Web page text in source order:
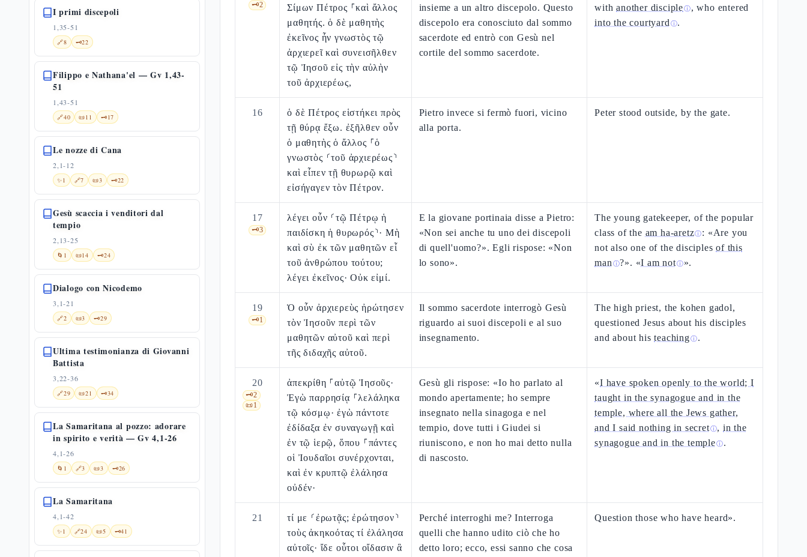
I primi discepoli
1,35-51
🔗8 🗝️22
Filippo e Nathana'el — Gv 1,43-
51
1,43-51
🔗40 📜11 🗝️17
Le nozze di Cana
2,1-12
✨1 🔗7 📜3 🗝️22
Gesù scaccia i venditori dal
tempio
2,13-25
🌀 1 📜14 🗝️24
Dialogo con Nicodemo
3,1-21
🔗2 📜3 🗝️29
Ultima testimonianza di Giovanni
Battista
3,22-36
🔗29 📜21 🗝️34
La Samaritana al pozzo: adorare
in spirito e verità — Gv 4,1-26
4,1-26
🌀 1 🔗3 📜3 🗝️26
La Samaritana
4,1-42
✨1 🔗24 📜5 🗝️41
🗝️2
Σίμων Πέτρος ⸀καὶ ἄλλος
μαθητής. ὁ δὲ μαθητὴς
ἐκεῖνος ἦν γνωστὸς τῷ
ἀρχιερεῖ καὶ συνεισῆλθεν
τῷ Ἰησοῦ εἰς τὴν αὐλὴν
τοῦ ἀρχιερέως,
insieme a un altro discepolo. Questo
discepolo era conosciuto dal sommo
sacerdote ed entrò con Gesù nel
cortile del sommo sacerdote.
withanother discipleⓘ, who entered
into the courtyard ⓘ.
16
ὁ δὲ Πέτρος εἱστήκει πρὸς
τῇ θύρᾳ ἔξω. ἐξῆλθεν οὖν
ὁ μαθητὴς ὁ ἄλλος ⸀ὁ
γνωστὸς ⸂τοῦ ἀρχιερέως⸃
καὶ εἶπεν τῇ θυρωρῷ καὶ
εἰσήγαγεν τὸν Πέτρον.
Pietro invece si fermò fuori, vicino
alla porta.
Peter stood outside, by the gate.
17
🗝️3
λέγει οὖν ⸂τῷ Πέτρῳ ἡ
παιδίσκη ἡ θυρωρός⸃· Μὴ
καὶ σὺ ἐκ τῶν μαθητῶν εἶ
τοῦ ἀνθρώπου τούτου;
λέγει ἐκεῖνος· Οὐκ εἰμί.
E la giovane portinaia disse a Pietro:
«Non sei anche tu uno dei discepoli
di quell'uomo?». Egli rispose: «Non
lo sono».
The young gatekeeper, of the popular
class of the am ha-aretzⓘ: «Are you
not also one of the disciplesof this
man ⓘ?». «I am notⓘ».
19
🗝️1
Ὁ οὖν ἀρχιερεὺς ἠρώτησεν
τὸν Ἰησοῦν περὶ τῶν
μαθητῶν αὐτοῦ καὶ περὶ
τῆς διδαχῆς αὐτοῦ.
Il sommo sacerdote interrogò Gesù
riguardo ai suoi discepoli e al suo
insegnamento.
The high priest, the kohen gadol,
questioned Jesus about his disciples
and about histeachingⓘ.
20
🗝️2
📜1
ἀπεκρίθη ⸀αὐτῷ Ἰησοῦς·
Ἐγὼ παρρησίᾳ ⸀λελάληκα
τῷ κόσμῳ· ἐγὼ πάντοτε
ἐδίδαξα ἐν συναγωγῇ καὶ
ἐν τῷ ἱερῷ, ὅπου ⸀πάντες
οἱ Ἰουδαῖοι συνέρχονται,
καὶ ἐν κρυπτῷ ἐλάλησα
οὐδέν·
Gesù gli rispose: «Io ho parlato al
mondo apertamente; ho sempre
insegnato nella sinagoga e nel
tempio, dove tutti i Giudei si
riuniscono, e non ho mai detto nulla
di nascosto.
«I have spoken openly to the world; I
taught in the synagogue and in the
temple, where all the Jews gather,
and I said nothing in secretⓘ,in the
synagogue and in the templeⓘ.
21
τί με ⸂ἐρωτᾷς; ἐρώτησον⸃
τοὺς ἀκηκοότας τί ἐλάλησα
αὐτοῖς· ἴδε οὗτοι οἴδασιν ἃ
Perché interroghi me? Interroga
quelli che hanno udito ciò che ho
detto loro; ecco, essi sanno che cosa
Question those who have heard».